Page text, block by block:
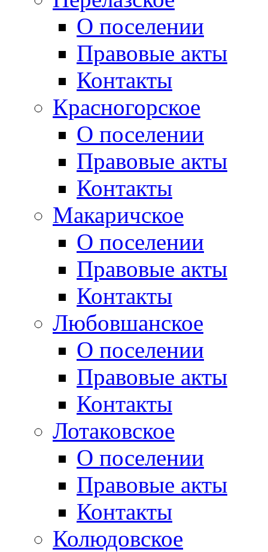
О поселении
Правовые акты
Контакты
Красногорское
О поселении
Правовые акты
Контакты
Макаричское
О поселении
Правовые акты
Контакты
Любовшанское
О поселении
Правовые акты
Контакты
Лотаковское
О поселении
Правовые акты
Контакты
Колюдовское